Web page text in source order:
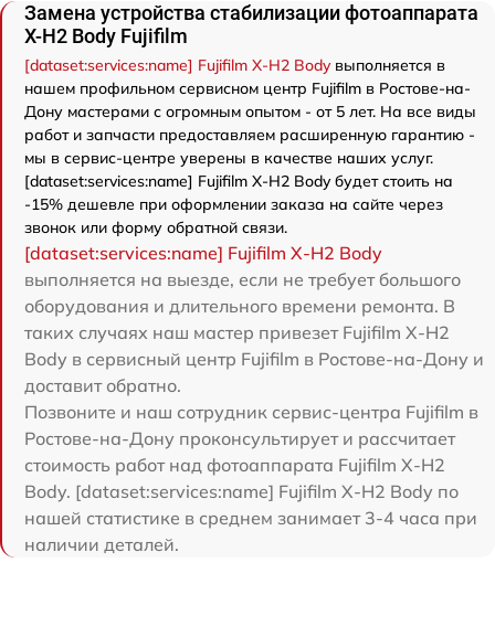
Замена устройства стабилизации фотоаппарата
X-H2 Body Fujifilm
[dataset:services:name] Fujifilm X-H2 Bodyвыполняется в
нашем профильном сервисном центр Fujifilm в Ростове-на-
Дону мастерами с огромным опытом - от 5 лет. На все виды
работ и запчасти предоставляем расширенную гарантию -
мы в сервис-центре уверены в качестве наших услуг.
[dataset:services:name] Fujifilm X-H2 Body будет стоить на
-15% дешевле при оформлении заказа на сайте через
звонок или форму обратной связи.
[dataset:services:name] Fujifilm X-H2 Body
выполняется на выезде, если не требует большого
оборудования и длительного времени ремонта. В
таких случаях наш мастер привезет Fujifilm X-H2
Body в сервисный центр Fujifilm в Ростове-на-Дону и
доставит обратно.
Позвоните и наш сотрудник сервис-центра Fujifilm в
Ростове-на-Дону проконсультирует и рассчитает
стоимость работ над фотоаппарата Fujifilm X-H2
Body. [dataset:services:name] Fujifilm X-H2 Body по
нашей статистике в среднем занимает 3-4 часа при
наличии деталей.